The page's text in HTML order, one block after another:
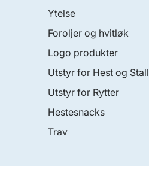
Ytelse
Foroljer og hvitløk
Logo produkter
Utstyr for Hest og Stall
Utstyr for Rytter
Hestesnacks
Trav